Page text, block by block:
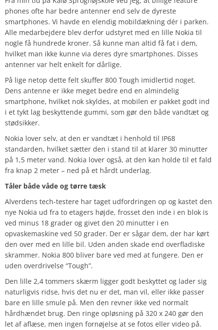
phones ofte har bedre antenner end selv de dyreste
smartphones. Vi havde en elendig mobildækning dér i parken.
Alle medarbejdere blev derfor udstyret med en lille Nokia til
nogle få hundrede kroner. Så kunne man altid få fat i dem,
hvilket man ikke kunne via deres dyre smartphones. Disses
antenner var helt enkelt for dårlige.
På lige netop dette felt skuffer 800 Tough imidlertid noget.
Dens antenne er ikke meget bedre end en almindelig
smartphone, hvilket nok skyldes, at mobilen er pakket godt ind
i et tykt lag beskyttende gummi, som gør den både vandtæt og
stødsikker.
Nokia lover selv, at den er vandtæt i henhold til IP68
standarden, hvilket sætter den i stand til at klarer 30 minutter
på 1,5 meter vand. Nokia lover også, at den kan holde til et fald
fra knap 2 meter – ned på et hårdt underlag.
Tåler både våde og tørre tæsk
Alverdens tech-testere har taget udfordringen op og kastet den
nye Nokia ud fra to etagers højde, frosset den inde i en blok is
ved minus 18 grader og givet den 20 minutter i en
opvaskemaskine ved 50 grader. Der er sågar dem, der har kørt
den over med en lille bil. Uden anden skade end overfladiske
skrammer. Nokia 800 bliver bare ved med at fungere. Den er
uden overdrivelse “Tough”.
Den lille 2,4 tommers skærm ligger godt beskyttet og lader sig
naturligvis ridse, hvis det nu er det, man vil, eller ikke passer
bare en lille smule på. Men den revner ikke ved normalt
hårdhændet brug. Den ringe opløsning på 320 x 240 gør den
let af aflæse, men ingen fornøjelse at se fotos eller video på.